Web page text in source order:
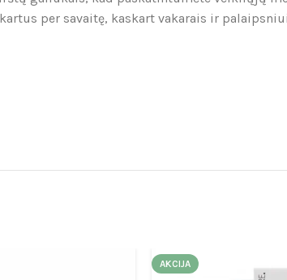
per savaitę, kaskart vakarais ir
AKCIJA